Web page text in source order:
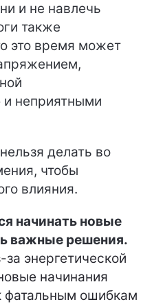
и не навлечь
также
это время может
неприятными
делать во
чтобы
влияния.
начинать новые
важные решения.
за энергетической
начинания
фатальным ошибкам